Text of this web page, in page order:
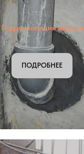
Гидроизоляция вводов
ПОДРОБНЕЕ